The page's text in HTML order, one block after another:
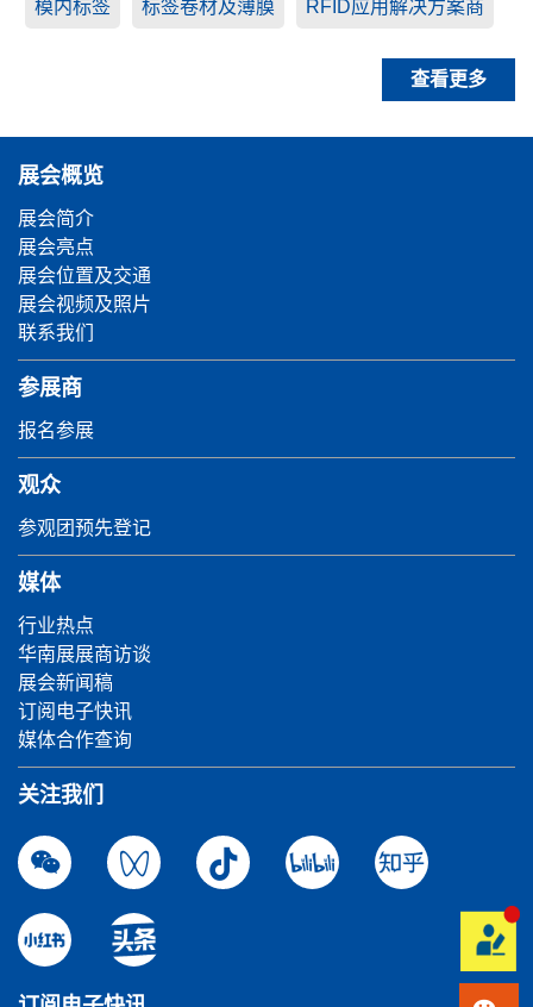
模内标签 标签卷材及薄膜 RFID应用解决方案商
查看更多
展会概览
展会简介
展会亮点
展会位置及交通
展会视频及照片
联系我们
参展商
报名参展
观众
参观团预先登记
媒体
行业热点
华南展展商访谈
展会新闻稿
订阅电子快讯
媒体合作查询
关注我们